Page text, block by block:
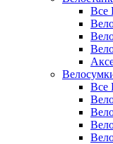
Все
Все